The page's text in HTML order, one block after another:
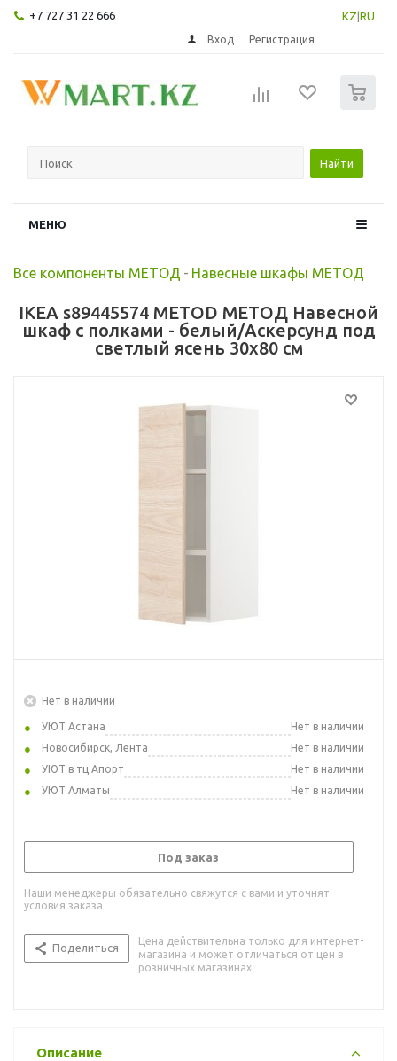
+7 727 31 22 666 KZ RU
Вход Регистрация
Найти
МЕНЮ
Все компоненты МЕТОД - Навесные шкафы МЕТОД
IKEA s89445574 METOD МЕТОД Навесной
шкаф с полками - белый/Аскерсунд под
светлый ясень 30x80 см
Нет в наличии
УЮТ Астана
Нет в наличии
Новосибирск, Лента
Нет в наличии
УЮТ в тц Апорт
Нет в наличии
УЮТ Алматы
Нет в наличии
Под заказ
Наши менеджеры обязательно свяжутся с вами и уточнят
условия заказа
Поделиться
Цена действительна только для интернет-
магазина и может отличаться от цен в
розничных магазинах
Описание